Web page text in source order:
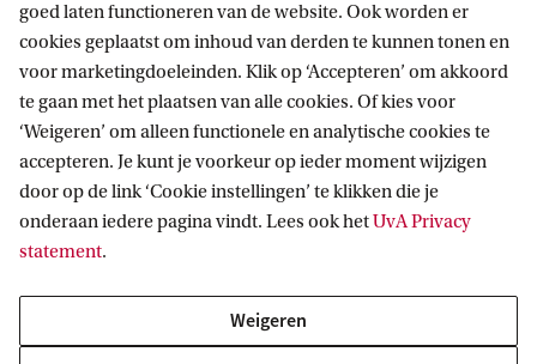
Bronvermelding foto van
Pixabay
Andere opties:
Manuel Rajadell.
goed laten functioneren van de website. Ook worden er
cookies geplaatst om inhoud van derden te kunnen tonen en
voor marketingdoeleinden. Klik op ‘Accepteren’ om akkoord
te gaan met het plaatsen van alle cookies. Of kies voor
‘Weigeren’ om alleen functionele en analytische cookies te
accepteren. Je kunt je voorkeur op ieder moment wijzigen
door op de link ‘Cookie instellingen’ te klikken die je
onderaan iedere pagina vindt. Lees ook hetUvA Privacy
statement.
Weigeren